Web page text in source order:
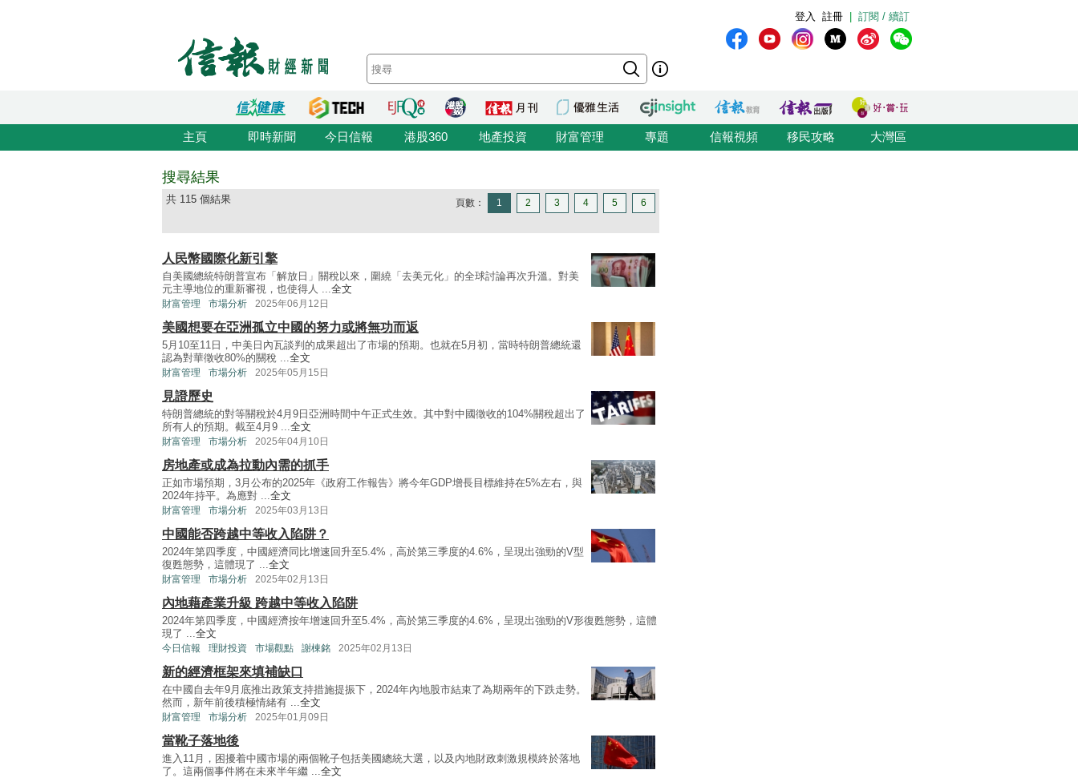
訂閱 / 續訂
註冊
登入
主頁 即時新聞 今日信報 港股360 地產投資 財富管理 專題 信報視頻 移民攻略 大灣區
搜尋結果
共 115 個結果 頁數： 1 2 3 4 5 6
人民幣國際化新引擎
自美國總統特朗普宣布「解放日」關稅以來，圍繞「去美元化」的全球討論再次升溫。對美
元主導地位的重新審視，也使得人 ...全文
財富管理 市場分析 2025年06月12日
美國想要在亞洲孤立中國的努力或將無功而返
5月10至11日，中美日內瓦談判的成果超出了市場的預期。也就在5月初，當時特朗普總統還
認為對華徵收80%的關稅 ...全文
財富管理 市場分析 2025年05月15日
見證歷史
特朗普總統的對等關稅於4月9日亞洲時間中午正式生效。其中對中國徵收的104%關稅超出了
所有人的預期。截至4月9 ...全文
財富管理 市場分析 2025年04月10日
房地產或成為拉動內需的抓手
正如市場預期，3月公布的2025年《政府工作報告》將今年GDP增長目標維持在5%左右，與
2024年持平。為應對 ...全文
財富管理 市場分析 2025年03月13日
中國能否跨越中等收入陷阱？
2024年第四季度，中國經濟同比增速回升至5.4%，高於第三季度的4.6%，呈現出強勁的V型
復甦態勢，這體現了 ...全文
財富管理 市場分析 2025年02月13日
內地藉產業升級 跨越中等收入陷阱
2024年第四季度，中國經濟按年增速回升至5.4%，高於第三季度的4.6%，呈現出強勁的V形復甦態勢，這體
現了 ...全文
今日信報 理財投資 市場觀點 謝棟銘 2025年02月13日
新的經濟框架來填補缺口
在中國自去年9月底推出政策支持措施提振下，2024年內地股市結束了為期兩年的下跌走勢。
然而，新年前後積極情緒有 ...全文
財富管理 市場分析 2025年01月09日
當靴子落地後
進入11月，困擾着中國市場的兩個靴子包括美國總統大選，以及內地財政刺激規模終於落地
了。這兩個事件將在未來半年繼 ...全文